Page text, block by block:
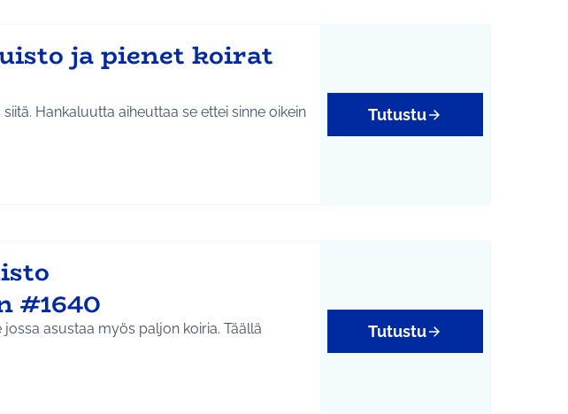
ja pienet koirat
oikein
ja harrastukset
Tutustu
#1640
asustaa myös paljon koiria. Täällä
ja harrastukset
Tutustu